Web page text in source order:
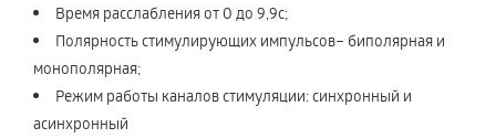
Время расслабления от 0 до 9,9с;
Полярность стимулирующих импульсов– биполярная и
монополярная;
Режим работы каналов стимуляции: синхронный и
асинхронный